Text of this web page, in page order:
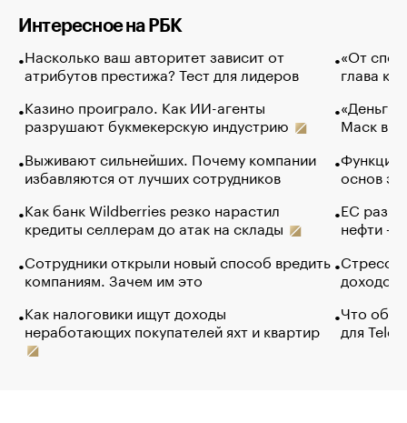
Интересное на РБК
Насколько ваш авторитет зависит от
атрибутов престижа? Тест для лидеров
Казино проиграло. Как ИИ-агенты
разрушают букмекерскую индустрию
Выживают сильнейших. Почему компании
избавляются от лучших сотрудников
Как банк Wildberries резко нарастил
кредиты селлерам до атак на склады
Сотрудники открыли новый способ вредить
компаниям. Зачем им это
Как налоговики ищут доходы
неработающих покупателей яхт и квартир
«От
глава
«Деньги
Маск в
Функции
основ
ЕС
нефти —
Стресс
доходов
Что
для